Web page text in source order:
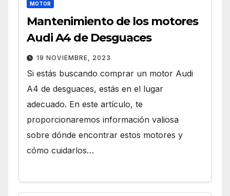
MOTOR
Mantenimiento de los motores
Audi A4 de Desguaces
19 NOVIEMBRE, 2023
Si estás buscando comprar un motor Audi
A4 de desguaces, estás en el lugar
adecuado. En este artículo, te
proporcionaremos información valiosa
sobre dónde encontrar estos motores y
cómo cuidarlos…